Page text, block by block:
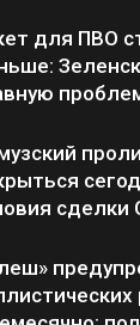
для ПВО
сделки